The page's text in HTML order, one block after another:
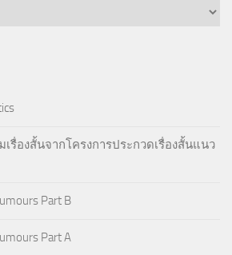
เรื่องสั้นจากโครงการประกวดเรื่องสั้นแนว
Part B
Part A